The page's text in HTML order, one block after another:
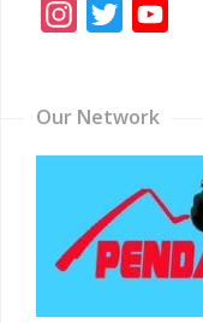
Instagram
Twitter
Our Network